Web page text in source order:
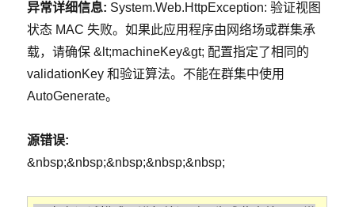
异常详细信息: System.Web.HttpException: 验证视图
状态 MAC 失败。如果此应用程序由网络场或群集承
载，请确保 &lt;machineKey&gt; 配置指定了相同的
validationKey 和验证算法。不能在群集中使用
AutoGenerate。
源错误:
&nbsp;&nbsp;&nbsp;&nbsp;&nbsp;